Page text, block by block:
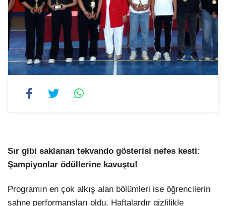
Sır gibi saklanan tekvando gösterisi nefes kesti:
Şampiyonlar ödüllerine kavuştu!
Programın en çok alkış alan bölümleri ise öğrencilerin
sahne performansları oldu. Haftalardır gizlilikle